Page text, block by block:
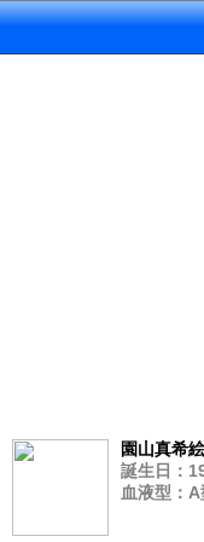
園山真希
誕生日：
血液型：A